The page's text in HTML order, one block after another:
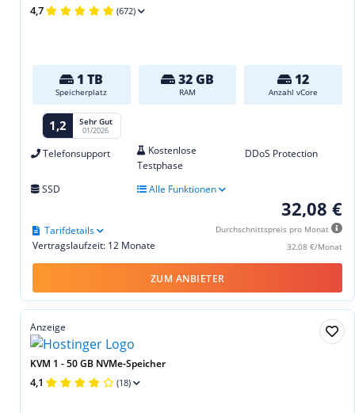
4,7 (672)
1 TB
Speicherplatz
32 GB
RAM
12
Anzahl vCore
1,2 Sehr Gut
01/2026
Telefonsupport
Kostenlose
Testphase
DDoS Protection
SSD Alle Funktionen
32,08 €
Durchschnittspreis pro Monat
32,08 €/Monat
Vertragslaufzeit: 12 Monate
Tarifdetails
ZUM ANBIETER
Anzeige
KVM 1 - 50 GB NVMe-Speicher
4,1 (18)